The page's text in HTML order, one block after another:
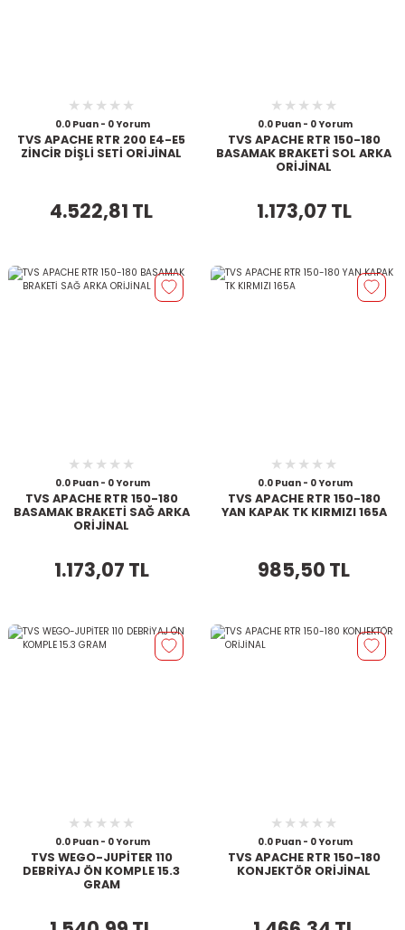
0.0 Puan - 0 Yorum
TVS APACHE RTR 200 E4-E5
ZİNCİR DİŞLİ SETİ ORİJİNAL
4.522,81 TL
0.0 Puan - 0 Yorum
TVS APACHE RTR 150-180
BASAMAK BRAKETİ SOL ARKA
ORİJİNAL
1.173,07 TL
0.0 Puan - 0 Yorum
TVS APACHE RTR 150-180
BASAMAK BRAKETİ SAĞ ARKA
ORİJİNAL
1.173,07 TL
0.0 Puan - 0 Yorum
TVS APACHE RTR 150-180
YAN KAPAK TK KIRMIZI 165A
985,50 TL
0.0 Puan - 0 Yorum
TVS WEGO-JUPİTER 110
DEBRİYAJ ÖN KOMPLE 15.3
GRAM
0.0 Puan - 0 Yorum
TVS APACHE RTR 150-180
KONJEKTÖR ORİJİNAL